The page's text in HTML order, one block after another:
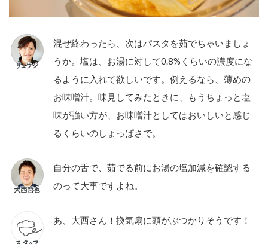
混ぜ終わったら、次はパスタを茹でちゃいましょ
うか。塩は、お湯に対して0.8%くらいの濃度にな
るように入れて欲しいです。例えるなら、薄めの
お味噌汁。味見してみたときに、もうちょっと塩
味が強い方が、お味噌汁としてはおいしいと感じ
るくらいのしょっぱさで。
自分の舌で、茹でる前にお湯の塩加減を確認する
のって大事ですよね。
あ、大西さん！換気扇に頭がぶつかりそうです！